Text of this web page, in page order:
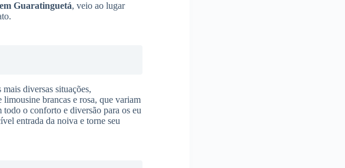
em Guaratinguetá, veio ao lugar
mais diversas situações,
brancas e rosa, que variam
todo o conforto e diversão para os eu
entrada da noiva e torne seu